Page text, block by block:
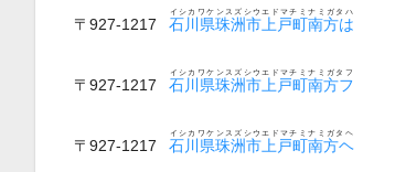
〒927-1217 石川県珠洲市上戸町南方は
イシカワケンスズシウエドマチミナミガタハ
〒927-1217 石川県珠洲市上戸町南方フ
イシカワケンスズシウエドマチミナミガタフ
〒927-1217 石川県珠洲市上戸町南方ヘ
イシカワケンスズシウエドマチミナミガタヘ